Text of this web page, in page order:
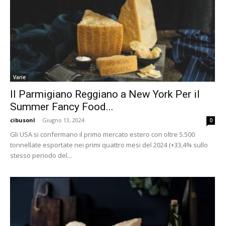
Varie
Il Parmigiano Reggiano a New York Per il
Summer Fancy Food...
cibusonl - Giugno 13, 2024 0
Gli USA si confermano il primo mercato estero con oltre 5.500
tonnellate esportate nei primi quattro mesi del 2024 (+33,4% sullo
stesso periodo del...